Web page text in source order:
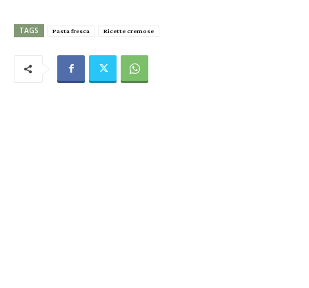
TAGS Pasta fresca Ricette cremose